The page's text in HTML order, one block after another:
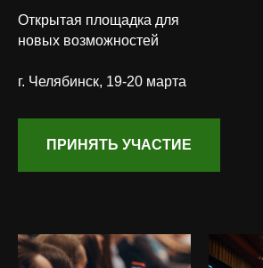
Открытая площадка для
новых возможностей
г. Челябинск, 19-20 марта
ПРИНЯТЬ УЧАСТИЕ